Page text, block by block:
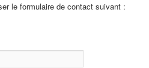
le formulaire de contact suivant :